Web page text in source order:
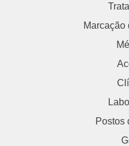
Marcação
Postos